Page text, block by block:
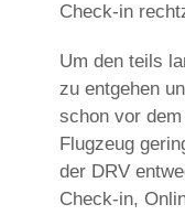
Check-in
Um den teils
zu entgehen
schon vor
Flugzeug
der DRV
Check-in,